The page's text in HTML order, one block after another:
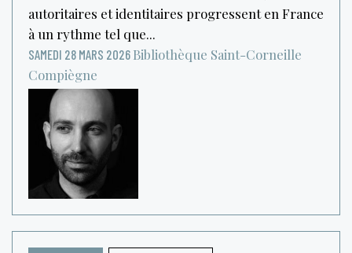
autoritaires et identitaires progressent en France
à un rythme tel que...
SAMEDI 28 MARS 2026 Bibliothèque Saint-Corneille
Compiègne